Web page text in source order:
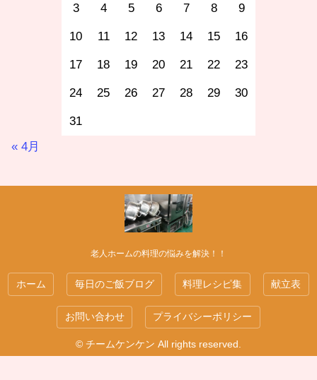
3 4 5 6 7 8 9
10 11 12 13 14 15 16
17 18 19 20 21 22 23
24 25 26 27 28 29 30
31
« 4月
老人ホームの料理の悩みを解決！！
ホーム 毎日のご飯ブログ 料理レシピ集 献立表
お問い合わせ プライバシーポリシー
© チームケンケン All rights reserved.